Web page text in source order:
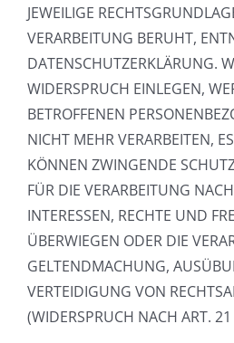
JEWEILIGE
VERARBEITUNG BERUHT,
DATENSCHUTZERKLÄRUNG.
WIDERSPRUCH EINLEGEN,
BETROFFENEN
NICHT MEHR VERARBEITEN,
KÖNNEN ZWINGENDE
FÜR DIE VERARBEITUNG
INTERESSEN, RECHTE UND
ÜBERWIEGEN ODER DIE
GELTENDMACHUNG,
VERTEIDIGUNG VON
(WIDERSPRUCH NACH ART.